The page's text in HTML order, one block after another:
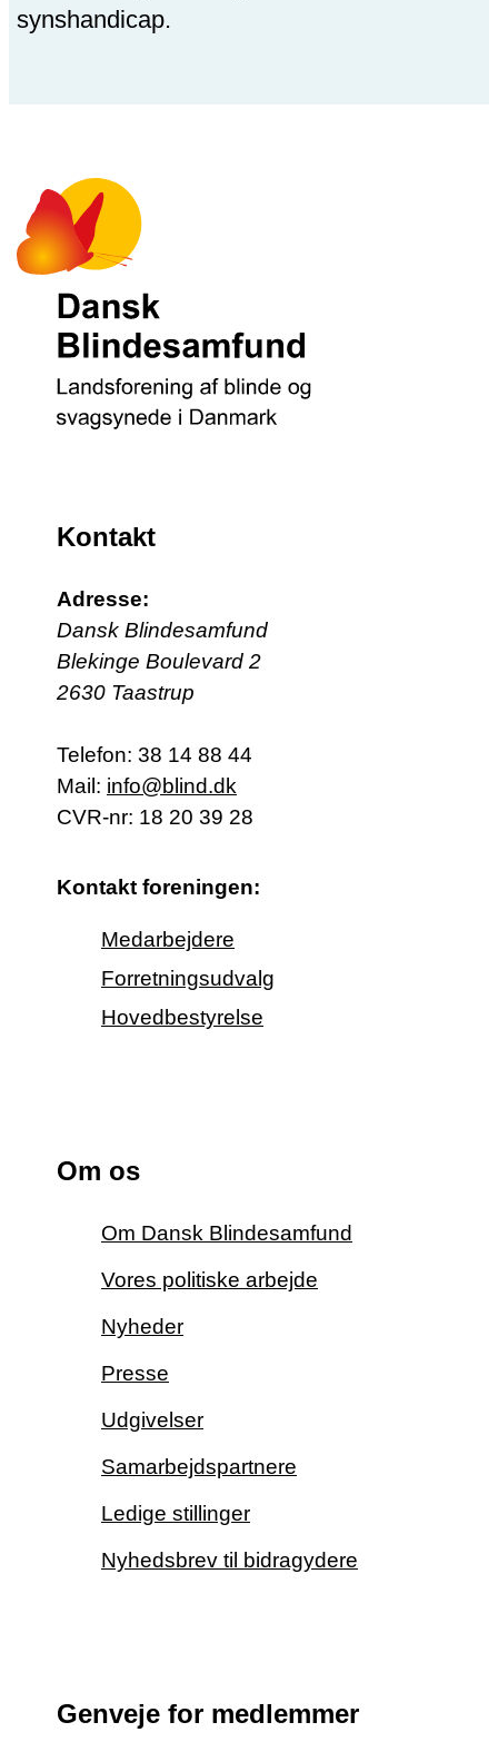
synshandicap.
Kontakt
Adresse:
Dansk Blindesamfund
Blekinge Boulevard 2
2630 Taastrup
Telefon: 38 14 88 44
Mail: info@blind.dk
CVR-nr: 18 20 39 28
Kontakt foreningen:
Medarbejdere
Forretningsudvalg
Hovedbestyrelse
Om os
Om Dansk Blindesamfund
Vores politiske arbejde
Nyheder
Presse
Udgivelser
Samarbejdspartnere
Ledige stillinger
Nyhedsbrev til bidragydere
Genveje for medlemmer